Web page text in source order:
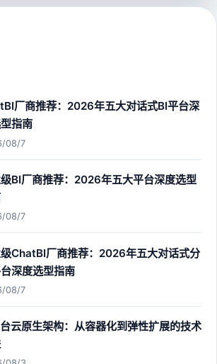
厂商推荐：2026年五大对话式BI平台深
指南
08/7
BI厂商推荐：2026年五大平台深度选型
08/7
ChatBI厂商推荐：2026年五大对话式分
深度选型指南
08/7
云原生架构：从容器化到弹性扩展的技术